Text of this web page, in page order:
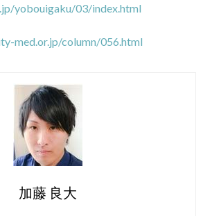
yobouigaku/03/index.html
med.or.jp/column/056.html
加藤 良大